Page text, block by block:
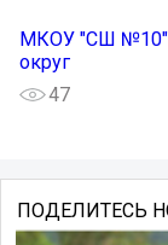
МКОУ "СШ №10"
округ
47
ПОДЕЛИТЕСЬ